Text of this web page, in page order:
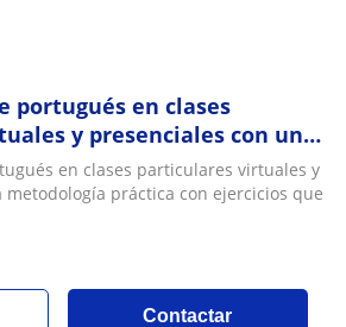
portugués en clases
y presenciales con una
con ejercicios que
viví varios años en Brasil,
también aprendí de su
en clases particulares virtuales y
metodología práctica con ejercicios que
Contactar